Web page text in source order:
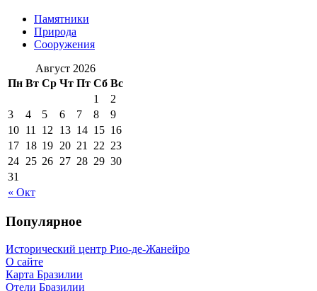
Памятники
Природа
Сооружения
Август 2026
Пн Вт Ср Чт Пт Сб Вс
« Окт
1
2
3
4 5 6 7 8
9
10 11 12 13 14 15 16
17 18 19 20 21 22 23
24 25 26 27 28 29 30
31
Популярное
Исторический центр Рио-де-Жанейро
О сайте
Карта Бразилии
Отели Бразилии